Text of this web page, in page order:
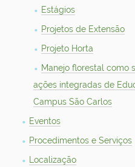
Estágios
Projetos de Extensão
Projeto Horta
Manejo florestal como
ações integradas de
Campus São Carlos
Eventos
Procedimentos e Serviços
Localização